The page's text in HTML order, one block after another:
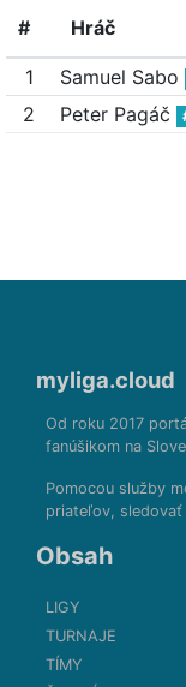
# Hráč
1 Samuel Sabo
2
Peter Pagáč
myliga.cloud
Od roku 2017
fanúšikom na
Pomocou služby
priateľov,
Obsah
LIGY
TURNAJE
TÍMY